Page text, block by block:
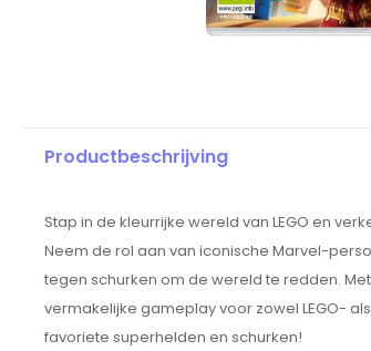
Productbeschrijving
Stap in de kleurrijke wereld van LEGO en
Neem de rol aan van iconische Marvel-
tegen schurken om de wereld te redden.
vermakelijke gameplay voor zowel LEGO-
favoriete superhelden en schurken!